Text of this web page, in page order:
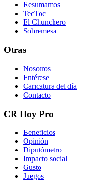
Resumamos
TecToc
El Chunchero
Sobremesa
Otras
Nosotros
Entérese
Caricatura del día
Contacto
CR Hoy Pro
Beneficios
Opinión
Diputómetro
Impacto social
Gusto
Juegos